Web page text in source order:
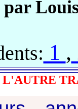
1 ,
L'AUTRE